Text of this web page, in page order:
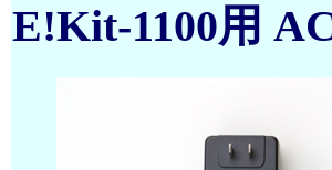
E!Kit-1100用